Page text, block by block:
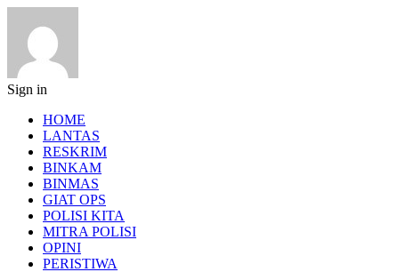
Sign in
HOME
LANTAS
RESKRIM
BINKAM
BINMAS
GIAT OPS
POLISI KITA
MITRA POLISI
OPINI
PERISTIWA